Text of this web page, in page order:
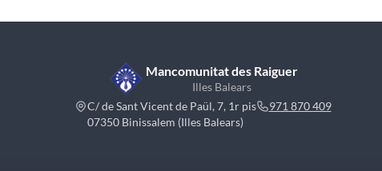
Mancomunitat des Raiguer
Illes Balears
C/ de Sant Vicent de Paül, 7, 1r pis
07350 Binissalem (Illes Balears)
971 870 409